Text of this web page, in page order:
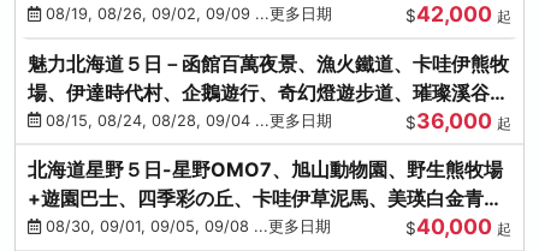
蟹吃到飽
08/19, 08/26, 09/02, 09/09 ...更多日期 $42,000 起
魅力北海道５日－函館百萬夜景、漁火鐵道、卡哇伊熊牧
場、伊達時代村、企鵝遊行、奇幻燈遊步道、璀璨溪谷、
人氣NO1小丑漢堡
08/15, 08/24, 08/28, 09/04 ...更多日期 $36,000 起
北海道星野５日-星野OMO7、旭山動物園、野生熊牧場
+遊園巴士、四季彩の丘、卡哇伊草泥馬、美瑛白金青
池、螃蟹吃到飽
08/30, 09/01, 09/05, 09/08 ...更多日期 $40,000 起